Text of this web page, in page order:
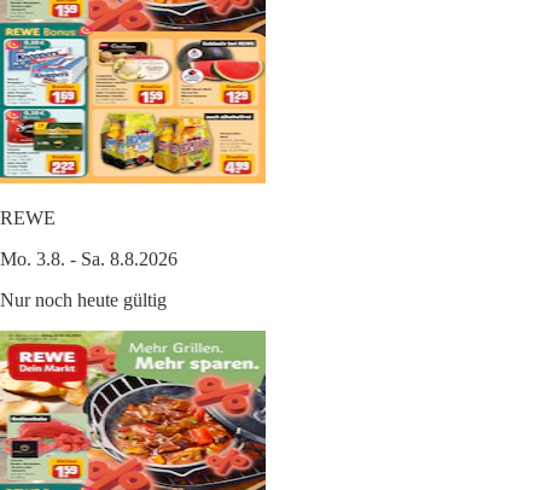
REWE
Mo. 3.8. - Sa. 8.8.2026
Nur noch heute gültig